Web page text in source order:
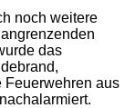
noch weitere
das
Feuerwehren aus